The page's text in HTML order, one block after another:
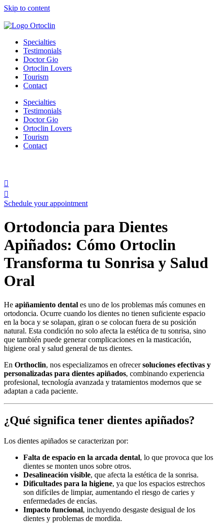
Skip to content
Specialties
Testimonials
Doctor Gio
Ortoclin Lovers
Tourism
Contact
Specialties
Testimonials
Doctor Gio
Ortoclin Lovers
Tourism
Contact
Schedule your appointment
Ortodoncia para Dientes
Apiñados: Cómo Ortoclin
Transforma tu Sonrisa y Salud
Oral
He apiñamiento dental es uno de los problemas más comunes en
ortodoncia. Ocurre cuando los dientes no tienen suficiente espacio
en la boca y se solapan, giran o se colocan fuera de su posición
natural. Esta condición no solo afecta la estética de tu sonrisa, sino
que también puede generar complicaciones en la masticación,
higiene oral y salud general de tus dientes.
En Orthoclin, nos especializamos en ofrecersoluciones efectivas y
personalizadas para dientes apiñados, combinando experiencia
profesional, tecnología avanzada y tratamientos modernos que se
adaptan a cada paciente.
¿Qué significa tener dientes apiñados?
Los dientes apiñados se caracterizan por:
Falta de espacio en la arcada dental, lo que provoca que los
dientes se monten unos sobre otros.
Desalineación visible, que afecta la estética de la sonrisa.
Dificultades para la higiene, ya que los espacios estrechos
son difíciles de limpiar, aumentando el riesgo de caries y
enfermedades de encías.
Impacto funcional, incluyendo desgaste desigual de los
dientes y problemas de mordida.